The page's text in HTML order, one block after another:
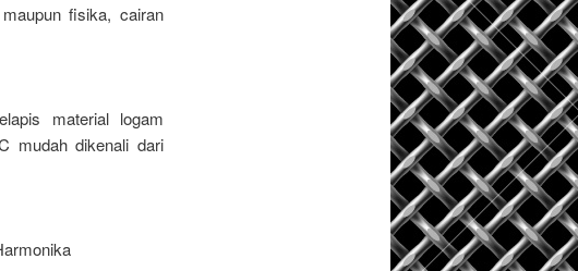
fisika, cairan
material logam
mudah dikenali dari